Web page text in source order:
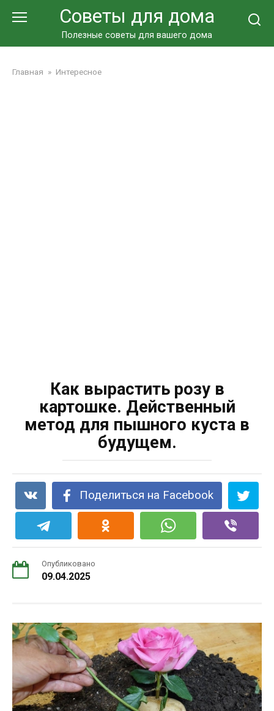
Советы для дома
Полезные советы для вашего дома
Главная » Интересное
Как вырастить розу в
картошке. Действенный
метод для пышного куста в
будущем.
Поделиться на Facebook
Опубликовано
09.04.2025